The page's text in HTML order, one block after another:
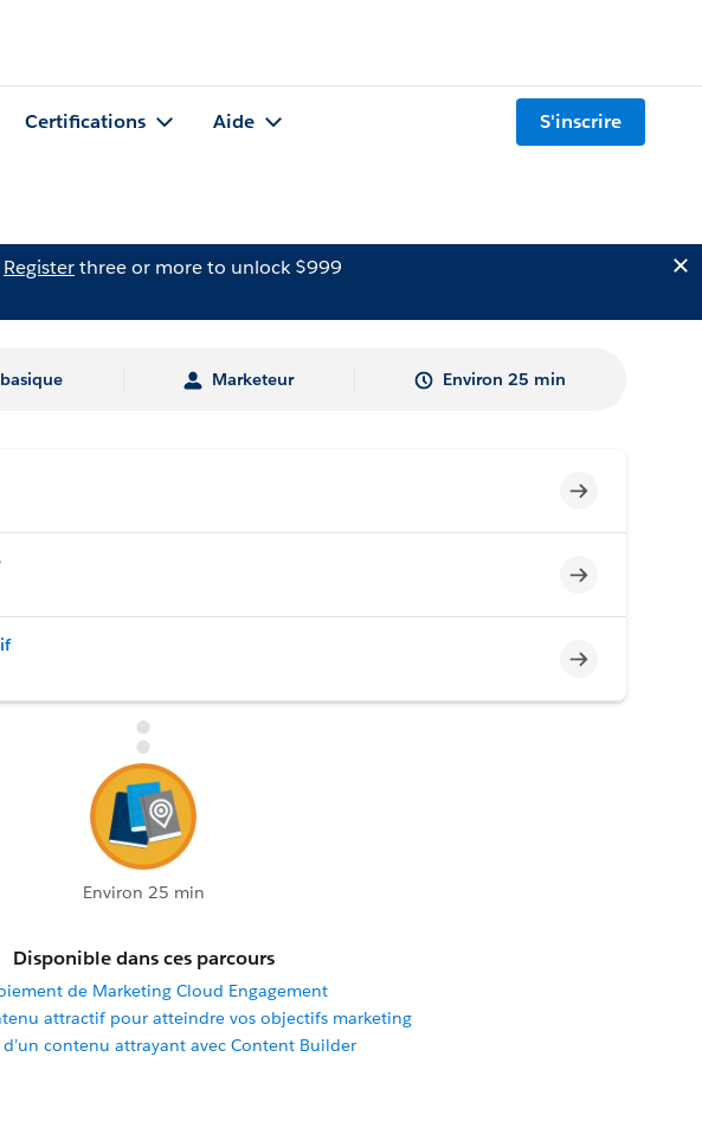
Certifications Aide S'inscrire
Registerthree or more to unlock $999
basique Marketeur Environ 25 min
Incomplet
Incomplet
Incomplet
Environ 25 min
Disponible dans ces parcours
de Marketing Cloud Engagement
attractif pour atteindre vos objectifs marketing
contenu attrayant avec Content Builder